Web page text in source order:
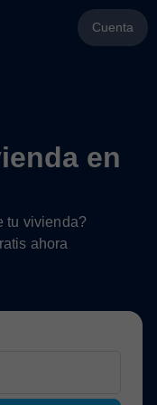
Cuenta
en
tu vivienda?
ahora